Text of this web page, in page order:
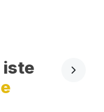
iste